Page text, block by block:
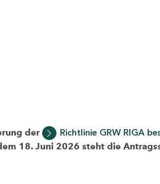
der Richtlinie GRW RIGA
18. Juni 2026 steht die